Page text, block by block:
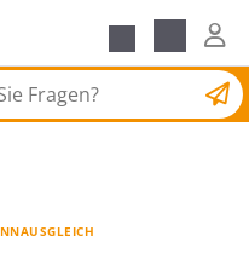
Scheidungsantrag